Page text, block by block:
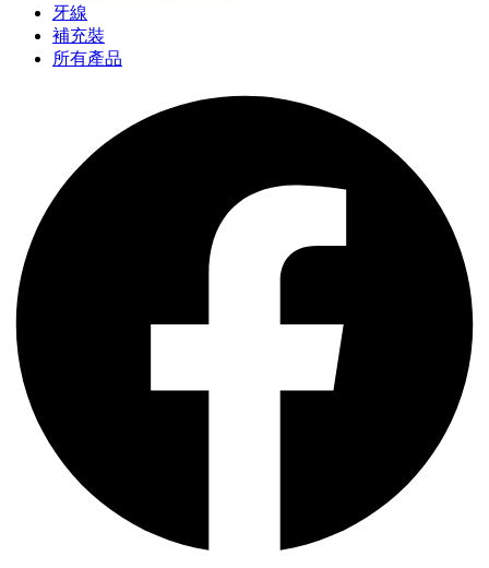
牙線
補充裝
所有產品